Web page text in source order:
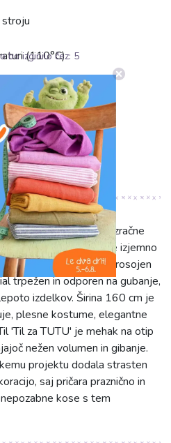
(110°C)
čiščenje
popoln za sanjske in zračne
poliamida (PA) je izjemno
eteričen in prosojen
trpežen in odporen na gubanje,
izdelkov. Širina 160 cm je
plesne kostume, elegantne
'Til za TUTU' je mehak na otip
nežen volumen in gibanje.
projektu dodala strasten
saj pričara praznično in
kose s tem
bo izginilo čez: 5